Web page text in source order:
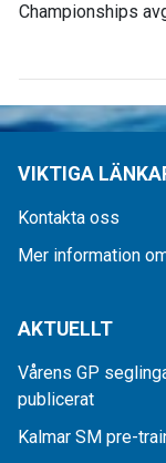
Championships
VIKTIGA
Kontakta oss
Mer information
AKTUELLT
Vårens GP
publicerat
Kalmar SM pre-